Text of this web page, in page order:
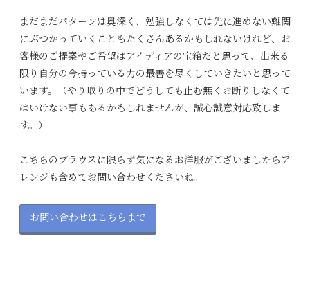
まだまだパターンは奥深く、勉強しなくては先に進めない難関
にぶつかっていくこともたくさんあるかもしれないけれど、お
客様のご提案やご希望はアイディアの宝箱だと思って、出来る
限り自分の今持っている力の最善を尽くしていきたいと思って
います。（やり取りの中でどうしても止む無くお断りしなくて
はいけない事もあるかもしれませんが、誠心誠意対応致しま
す。）
こちらのブラウスに限らず気になるお洋服がございましたらア
レンジも含めてお問い合わせくださいね。
お問い合わせはこちらまで